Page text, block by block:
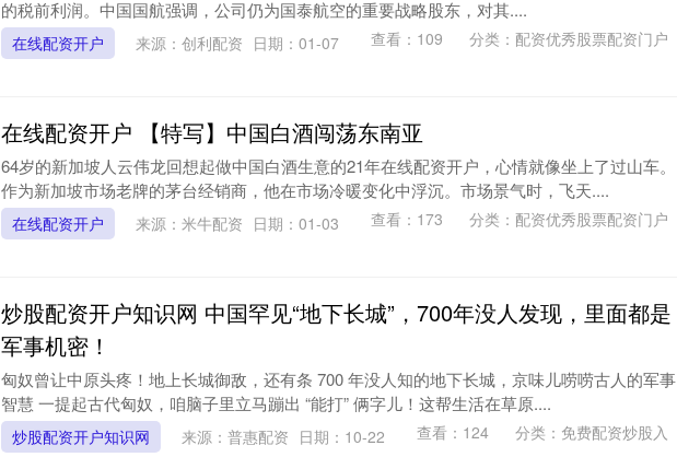
的税前利润。中国国航强调，公司仍为国泰航空的重要战略股东，对其....
在线配资开户 来源：创利配资 日期：01-07 查看： 109 分类： 配资优秀股票配资门户
在线配资开户 【特写】中国白酒闯荡东南亚
64岁的新加坡人云伟龙回想起做中国白酒生意的21年在线配资开户，心情就像坐上了过山车。
作为新加坡市场老牌的茅台经销商，他在市场冷暖变化中浮沉。市场景气时，飞天....
在线配资开户 来源：米牛配资 日期：01-03 查看： 173 分类： 配资优秀股票配资门户
炒股配资开户知识网 中国罕见“地下长城”，700年没人发现，里面都是
军事机密！
匈奴曾让中原头疼！地上长城御敌，还有条 700 年没人知的地下长城，京味儿唠唠古人的军事
智慧 一提起古代匈奴，咱脑子里立马蹦出 “能打” 俩字儿！这帮生活在草原....
炒股配资开户知识网 来源：普惠配资 日期：10-22 查看： 124 分类： 免费配资炒股入